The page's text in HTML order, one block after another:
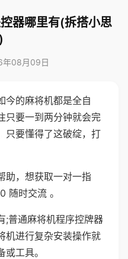
器哪里有(拆搭小思
年08月09日
今的麻将机都是全自
只要一到两分钟就会完
只要懂得了这破绽，打
助，想获取一对一指
随时交流 。
;普通麻将机程序控牌器
机进行复杂安装操作就
工具。